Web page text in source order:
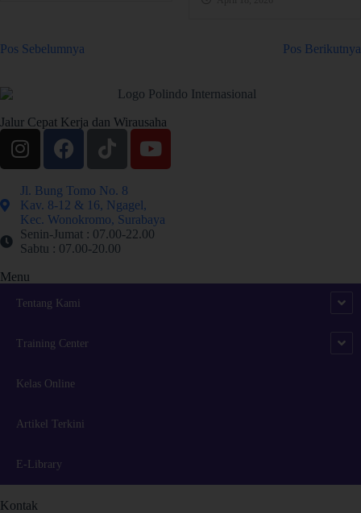
Pos Sebelumnya Pos Berikutnya
Jalur Cepat Kerja dan Wirausaha
Jl. Bung Tomo No. 8
Kav. 8-12 & 16, Ngagel,
Kec. Wonokromo, Surabaya
Senin-Jumat : 07.00-22.00
Sabtu : 07.00-20.00
Menu
Tentang Kami
Training Center
Kelas Online
Artikel Terkini
E-Library
Kontak